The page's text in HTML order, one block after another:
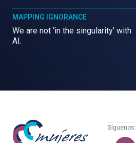
MAPPING IGNORANCE
We are not ‘in the singularity’ with
AI.
Mujeres
con
Síguenos: